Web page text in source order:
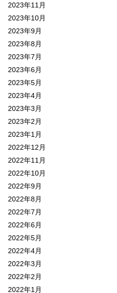
2023年11月
2023年10月
2023年9月
2023年8月
2023年7月
2023年6月
2023年5月
2023年4月
2023年3月
2023年2月
2023年1月
2022年12月
2022年11月
2022年10月
2022年9月
2022年8月
2022年7月
2022年6月
2022年5月
2022年4月
2022年3月
2022年2月
2022年1月